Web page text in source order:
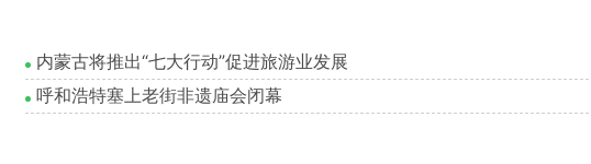
内蒙古将推出“七大行动”促进旅游业发展
呼和浩特塞上老街非遗庙会闭幕